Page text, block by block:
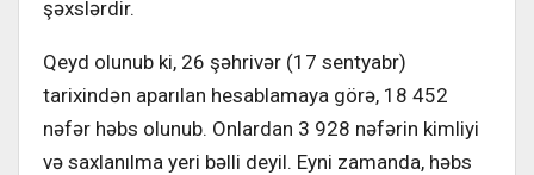
şəxslərdir.
Qeyd olunub ki, 26 şəhrivər (17 sentyabr)
tarixindən aparılan hesablamaya görə, 18 452
nəfər həbs olunub. Onlardan 3 928 nəfərin kimliyi
və saxlanılma yeri bəlli deyil. Eyni zamanda, həbs